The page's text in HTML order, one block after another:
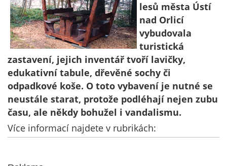
lesů města Ústí
nad Orlicí
vybudovala
turistická
zastavení, jejich inventář tvoří lavičky,
edukativní tabule, dřevěné sochy či
odpadkové koše. O toto vybavení je nutné se
neustále starat, protože podléhají nejen zubu
času, ale někdy bohužel i vandalismu.
Více informací najdete v rubrikách: